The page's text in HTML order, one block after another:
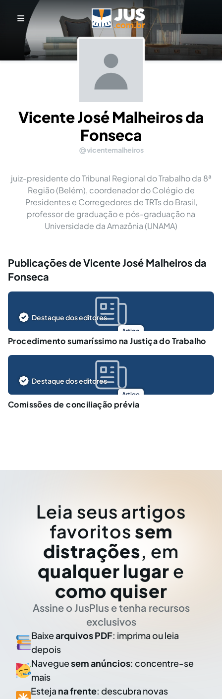
Vicente José Malheiros da
Fonseca
vicentemalheiros
juiz-presidente do Tribunal Regional do Trabalho da 8ª
Região (Belém), coordenador do Colégio de
Presidentes e Corregedores de TRTs do Brasil,
professor de graduação e pós-graduação na
Universidade da Amazônia (UNAMA)
Publicações de Vicente José Malheiros da
Fonseca
Artigo
Destaque dos editores
Procedimento sumaríssimo na Justiça do Trabalho
Artigo
Destaque dos editores
Comissões de conciliação prévia
Leia seus artigos
favoritos sem
distrações, em
qualquer lugar e
como quiser
Assine o JusPlus e tenha recursos
exclusivos
Baixearquivos PDF: imprima ou leia
depois
Naveguesem anúncios: concentre-se
mais
Esteja na frente: descubra novas